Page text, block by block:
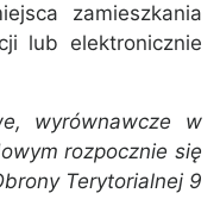
zamieszkania
lub elektronicznie
wyrównawcze w
rozpocznie się
Terytorialnej 9